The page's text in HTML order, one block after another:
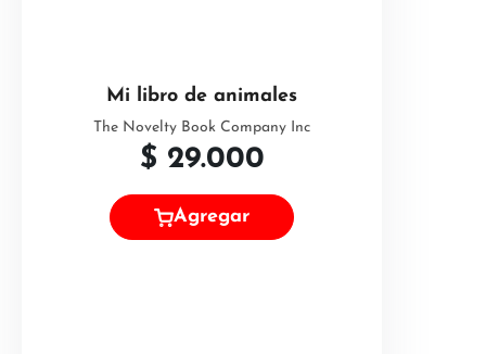
Mi libro de animales
The Novelty Book Company Inc
$ 29.000
Agregar